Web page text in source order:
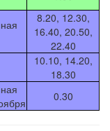
8.20, 12.30,
16.40, 20.50,
22.40
10.10, 14.20,
18.30
0.30